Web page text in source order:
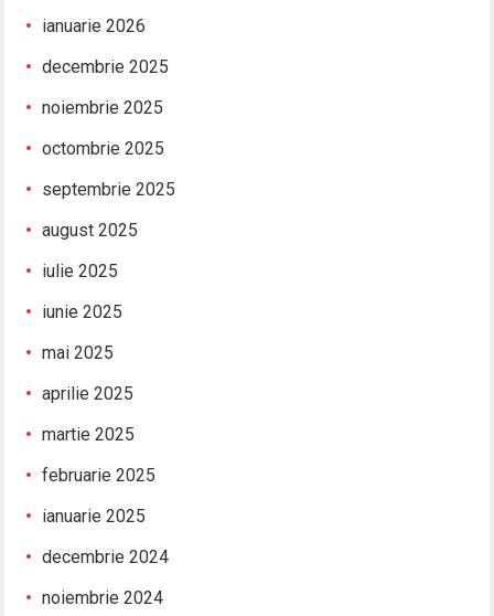
ianuarie 2026
decembrie 2025
noiembrie 2025
octombrie 2025
septembrie 2025
august 2025
iulie 2025
iunie 2025
mai 2025
aprilie 2025
martie 2025
februarie 2025
ianuarie 2025
decembrie 2024
noiembrie 2024